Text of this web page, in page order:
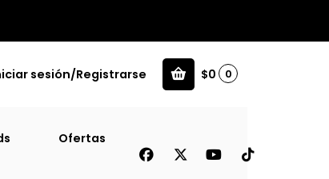
sesión/Registrarse $0 0
Ofertas
La Puerta